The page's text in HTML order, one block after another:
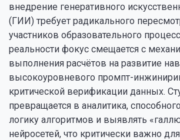
внедрение генеративного
(ГИИ) требует радикального
участников образовательного
реальности фокус смещается с
выполнения расчётов на развитие
высокоуровневого промпт-
критической верификации данных.
превращается в аналитика,
логику алгоритмов и выявлять
нейросетей, что критически важно